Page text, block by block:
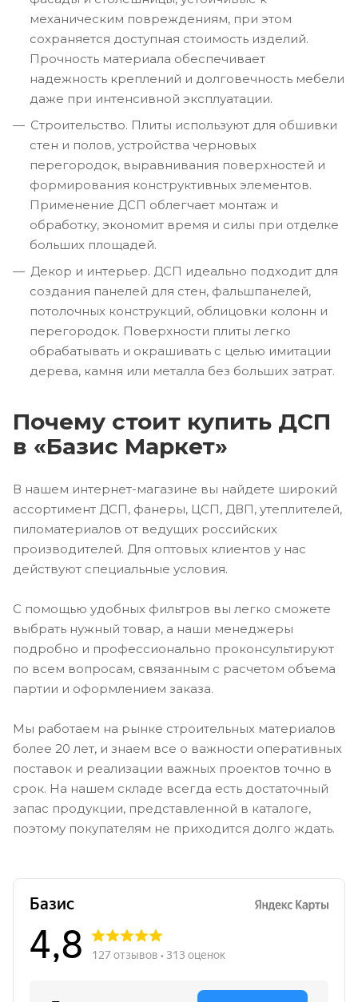
механическим повреждениям, при этом
сохраняется доступная стоимость изделий.
Прочность материала обеспечивает
надежность креплений и долговечность мебели
даже при интенсивной эксплуатации.
Строительство. Плиты используют для обшивки
стен и полов, устройства черновых
перегородок, выравнивания поверхностей и
формирования конструктивных элементов.
Применение ДСП облегчает монтаж и
обработку, экономит время и силы при отделке
больших площадей.
Декор и интерьер. ДСП идеально подходит для
создания панелей для стен, фальшпанелей,
потолочных конструкций, облицовки колонн и
перегородок. Поверхности плиты легко
обрабатывать и окрашивать с целью имитации
дерева, камня или металла без больших затрат.
Почему стоит купить ДСП
в «Базис Маркет»
В нашем интернет-магазине вы найдете широкий
ассортимент ДСП, фанеры, ЦСП, ДВП, утеплителей,
пиломатериалов от ведущих российских
производителей. Для оптовых клиентов у нас
действуют специальные условия.
С помощью удобных фильтров вы легко сможете
выбрать нужный товар, а наши менеджеры
подробно и профессионально проконсультируют
по всем вопросам, связанным с расчетом объема
партии и оформлением заказа.
Мы работаем на рынке строительных материалов
более 20 лет, и знаем все о важности оперативных
поставок и реализации важных проектов точно в
срок. На нашем складе всегда есть достаточный
запас продукции, представленной в каталоге,
поэтому покупателям не приходится долго ждать.